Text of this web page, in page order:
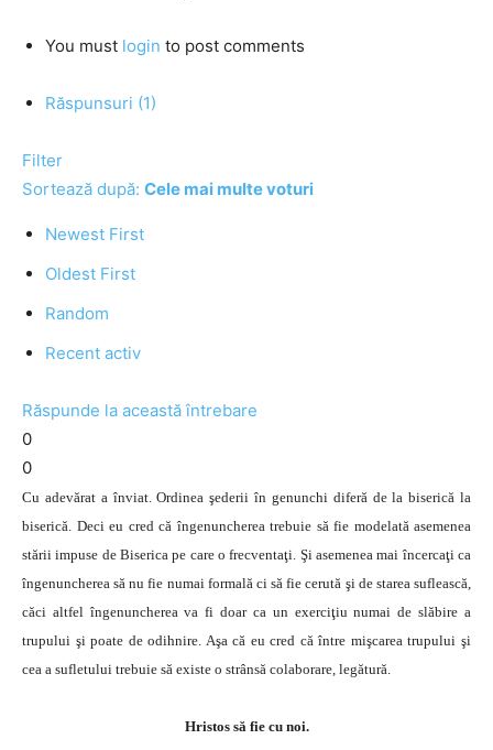
You must login to post comments
Răspunsuri (1)
Filter
Sortează după: Cele mai multe voturi
Newest First
Oldest First
Random
Recent activ
Răspunde la această întrebare
0
0
Cu adevărat a înviat. Ordinea şederii în genunchi diferă de la biserică la
biserică. Deci eu cred că îngenuncherea trebuie să fie modelată asemenea
stării impuse de Biserica pe care o frecventaţi. Şi asemenea mai încercaţi ca
îngenuncherea să nu fie numai formală ci să fie cerută şi de starea suflească,
căci altfel îngenuncherea va fi doar ca un exerciţiu numai de slăbire a
trupului şi poate de odihnire. Aşa că eu cred că între mişcarea trupului şi
cea a sufletului trebuie să existe o strânsă colaborare, legătură.
Hristos să fie cu noi.